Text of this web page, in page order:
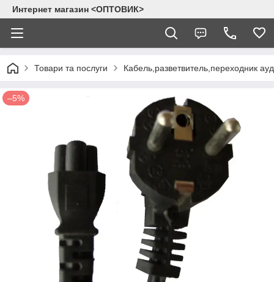
Интернет магазин <ОПТОВИК>
Товари та послуги Кабель,разветвитель,переходник
–5%